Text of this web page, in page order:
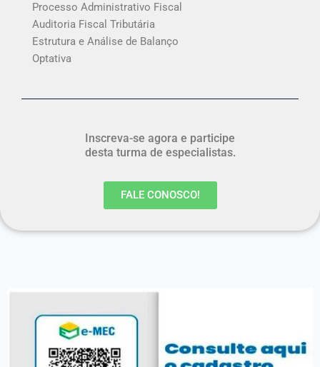
Processo Administrativo Fiscal
Auditoria Fiscal Tributária
Estrutura e Análise de Balanço
Optativa
Inscreva-se agora e participe
desta turma de especialistas.
FALE CONOSCO!